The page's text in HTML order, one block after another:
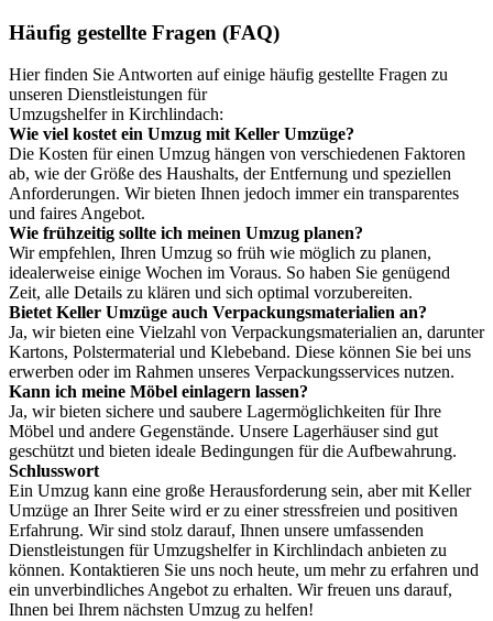
Häufig gestellte Fragen (FAQ)
Hier finden Sie Antworten auf einige häufig gestellte Fragen zu
unseren Dienstleistungen für
Umzugshelfer in Kirchlindach:
Wie viel kostet ein Umzug mit Keller Umzüge?
Die Kosten für einen Umzug hängen von verschiedenen Faktoren
ab, wie der Größe des Haushalts, der Entfernung und speziellen
Anforderungen. Wir bieten Ihnen jedoch immer ein transparentes
und faires Angebot.
Wie frühzeitig sollte ich meinen Umzug planen?
Wir empfehlen, Ihren Umzug so früh wie möglich zu planen,
idealerweise einige Wochen im Voraus. So haben Sie genügend
Zeit, alle Details zu klären und sich optimal vorzubereiten.
Bietet Keller Umzüge auch Verpackungsmaterialien an?
Ja, wir bieten eine Vielzahl von Verpackungsmaterialien an, darunter
Kartons, Polstermaterial und Klebeband. Diese können Sie bei uns
erwerben oder im Rahmen unseres Verpackungsservices nutzen.
Kann ich meine Möbel einlagern lassen?
Ja, wir bieten sichere und saubere Lagermöglichkeiten für Ihre
Möbel und andere Gegenstände. Unsere Lagerhäuser sind gut
geschützt und bieten ideale Bedingungen für die Aufbewahrung.
Schlusswort
Ein Umzug kann eine große Herausforderung sein, aber mit Keller
Umzüge an Ihrer Seite wird er zu einer stressfreien und positiven
Erfahrung. Wir sind stolz darauf, Ihnen unsere umfassenden
Dienstleistungen für Umzugshelfer in Kirchlindach anbieten zu
können. Kontaktieren Sie uns noch heute, um mehr zu erfahren und
ein unverbindliches Angebot zu erhalten. Wir freuen uns darauf,
Ihnen bei Ihrem nächsten Umzug zu helfen!